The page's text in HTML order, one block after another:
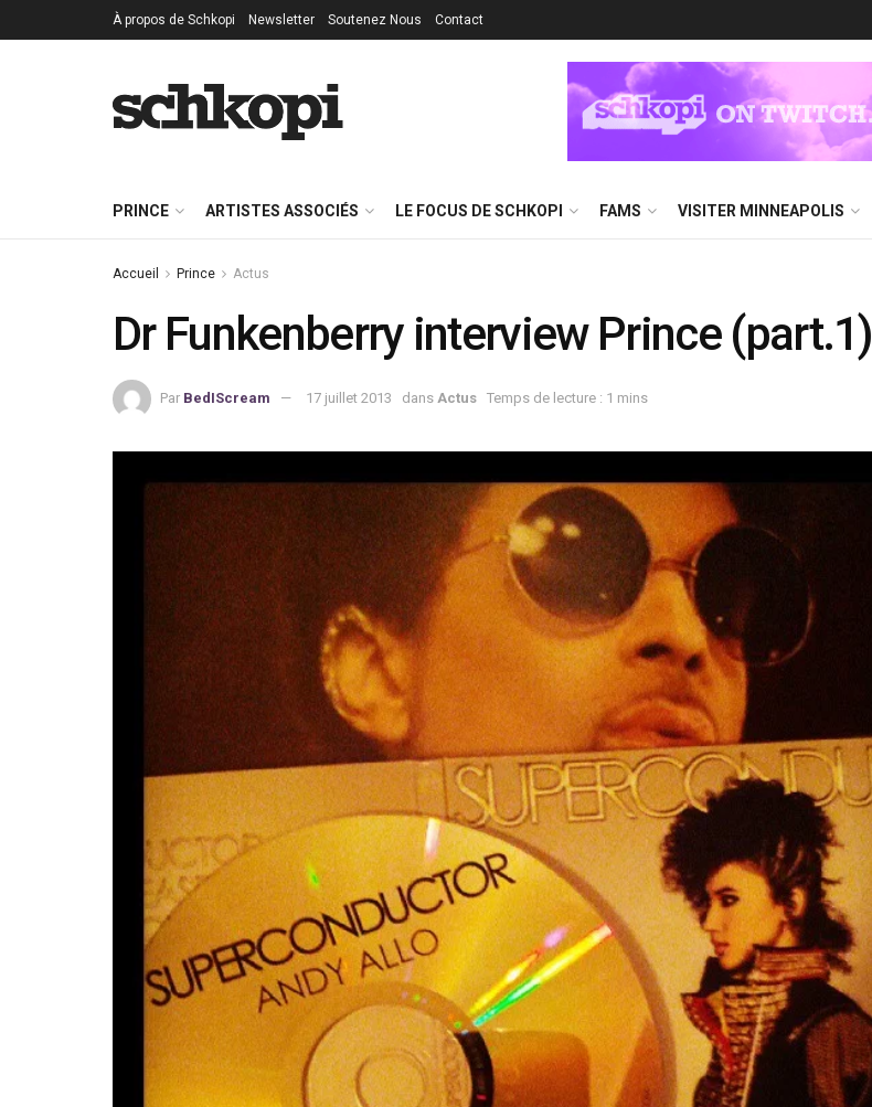
À propos de Schkopi Newsletter Soutenez Nous Contact
PRINCE ARTISTES ASSOCIÉS LE FOCUS DE SCHKOPI FAMS VISITER MINNEAPOLIS
Accueil Prince Actus
Dr Funkenberry interview Prince (part.1)
Par BedIScream 17 juillet 2013 dans Actus Temps de lecture : 1 mins